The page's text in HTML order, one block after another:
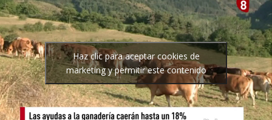
Haz clic para aceptar cookies de
marketing y permitir este contenido